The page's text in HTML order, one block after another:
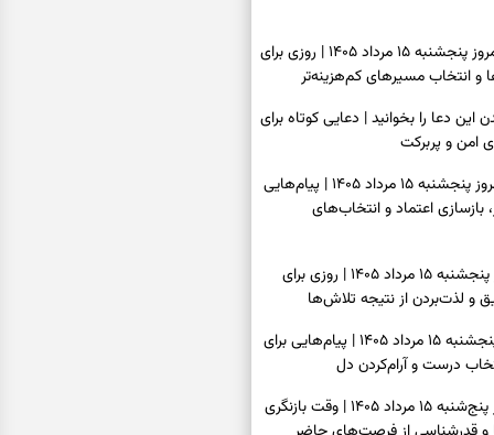
فال سرنوشت امروز پنجشنبه ۱۵ مرداد ۱۴۰۵ | روزی برای
و انتخاب مسیرهای کم‌هزینه‌تر
این دعا را بخوانید | دعایی کوتاه برای
امن و پربرکت
فال فرشتگان امروز پنجشنبه ۱۵ مرداد ۱۴۰۵ | پیام‌هایی
بازسازی اعتماد و انتخاب‌های
فال روزانه امروز پنجشنبه ۱۵ مرداد ۱۴۰۵ | روزی برای
و لذت‌بردن از نتیجه تلاش‌ها
فال انبیا امروز پنجشنبه ۱۵ مرداد ۱۴۰۵ | پیام‌هایی برای
درست و آرام‌کردن دل
فال حافظ امروز پنج‌شنبه ۱۵ مرداد ۱۴۰۵ | وقت بازنگری